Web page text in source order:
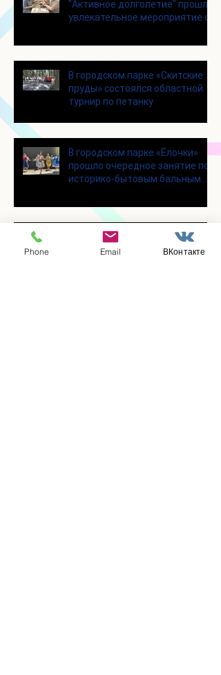
"Активное долголетие" прошло
увлекательное мероприятие с
играми
В городском парке «Скитские
пруды» состоялся областной
турнир по петанку
В городском парке «Ёлочки»
прошло очередное занятие по
историко-бытовым бальным
Прошло занятие по
настольному теннису для
Phone Email ВКонтакте